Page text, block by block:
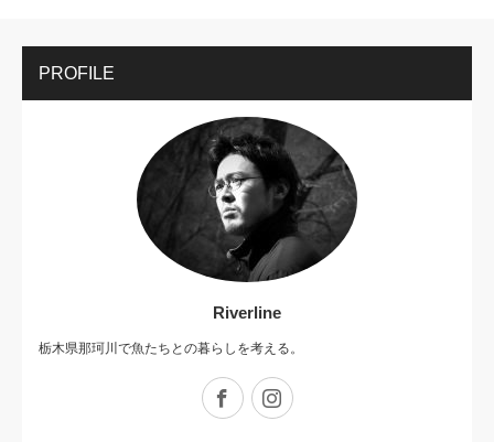
PROFILE
Riverline
栃木県那珂川で魚たちとの暮らしを考える。
FacebookInstagram